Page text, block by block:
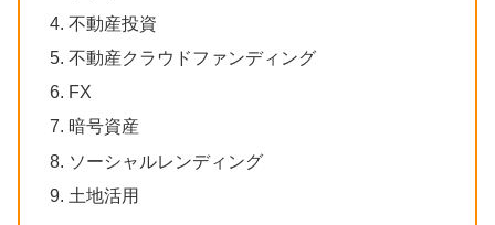
不動産投資
不動産クラウドファンディング
FX
暗号資産
ソーシャルレンディング
土地活用